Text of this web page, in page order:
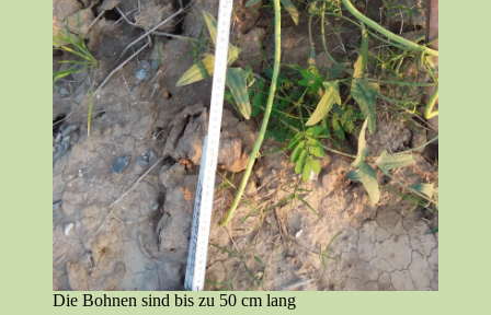
Die Bohnen sind bis zu 50 cm lang